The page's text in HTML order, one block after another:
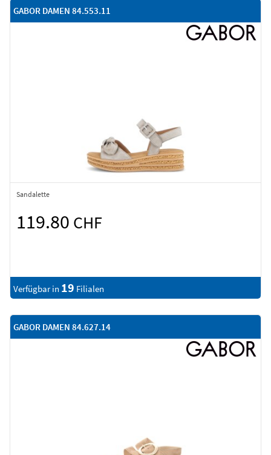
GABOR DAMEN 84.553.11
Sandalette
119.80 CHF
Verfügbar in 19 Filialen
GABOR DAMEN 84.627.14